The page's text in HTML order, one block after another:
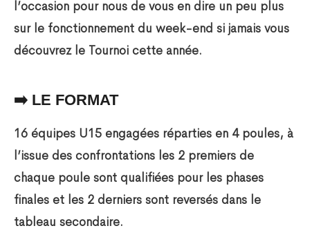
l’occasion pour nous de vous en dire un peu plus
sur le fonctionnement du week-end si jamais vous
découvrez le Tournoi cette année.
➡️ LE FORMAT
16 équipes U15 engagées réparties en 4 poules, à
l’issue des confrontations les 2 premiers de
chaque poule sont qualifiées pour les phases
finales et les 2 derniers sont reversés dans le
tableau secondaire.